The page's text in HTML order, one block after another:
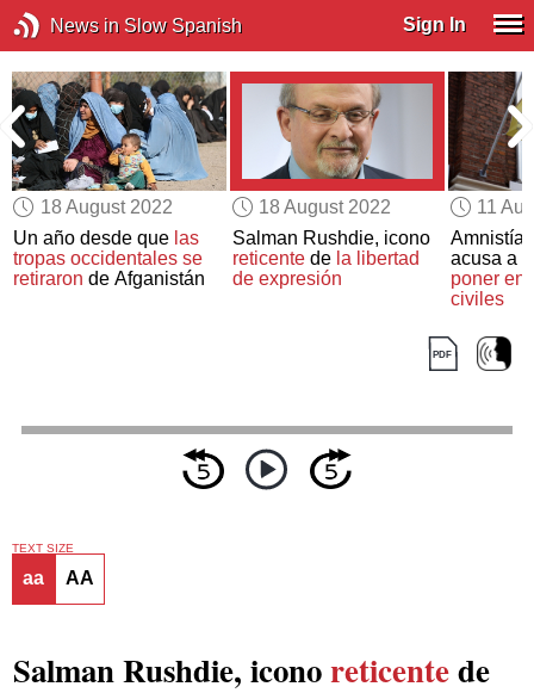
News in Slow Spanish Sign In
18 August 2022
Un año desde que las
tropas occidentales se
retiraron de Afganistán
18 August 2022
Salman Rushdie, icono
reticentede la libertad
de expresión
11
Amnistía
acusa a
poner en
civiles
TEXT SIZE
aa AA
Salman Rushdie, iconoreticentede